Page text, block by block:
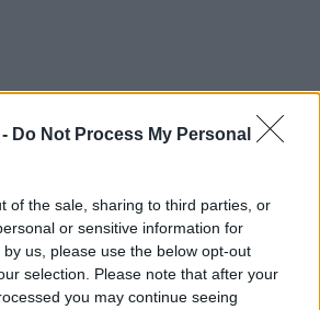
Do Not Process My Personal
of the sale, sharing to third parties, or
or sensitive information for
us, please use the below opt-out
selection. Please note that after your
you may continue seeing